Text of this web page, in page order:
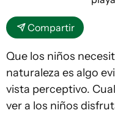
Compartir
Que los niños
naturaleza es algo
vista perceptivo.
ver a los niños